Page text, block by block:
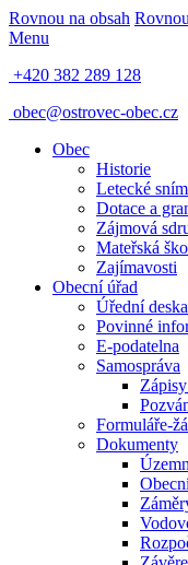
Rovnou na obsah
Menu
+420 382 289 128
obec@ostrovec-obec.cz
Obec
Historie
Letecké
Dotace a
Zájmová
Mateřská
Zajímavosti
Obecní úřad
Úřední deska
Povinné
E-podatelna
Samospráva
Formuláře-
Dokumenty